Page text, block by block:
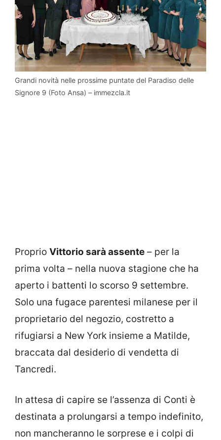
Grandi novità nelle prossime puntate del Paradiso delle
Signore 9 (Foto Ansa) – immezcla.it
Proprio Vittorio sarà assente – per la
prima volta – nella nuova stagione che ha
aperto i battenti lo scorso 9 settembre.
Solo una fugace parentesi milanese per il
proprietario del negozio, costretto a
rifugiarsi a New York insieme a Matilde,
braccata dal desiderio di vendetta di
Tancredi.
In attesa di capire se l’assenza di Conti è
destinata a prolungarsi a tempo indefinito,
non mancheranno le sorprese e i colpi di